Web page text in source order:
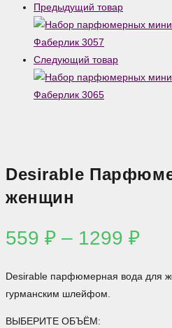
1299 ₽
Предыдущий товар
Следующий товар
Desirable
женщин
559 ₽ – 1299 ₽
Desirable парфюмерная вода для
гурманским шлейфом.
ВЫБЕРИТЕ ОБЪЁМ: